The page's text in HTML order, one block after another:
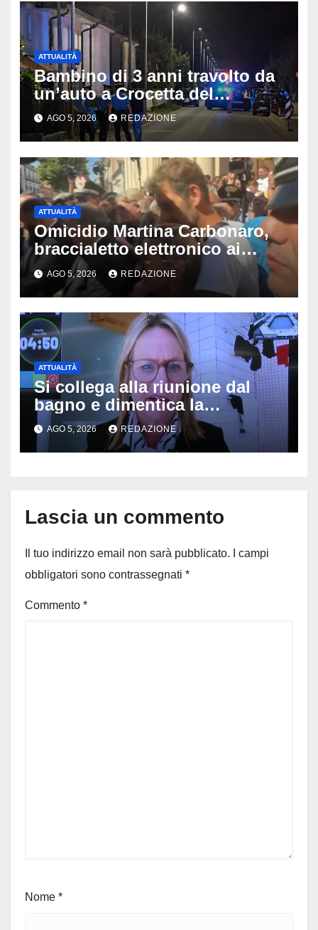
ATTUALITÀ
Bambino di 3 anni travolto da
un’auto a Crocetta del
Montello: è gravissimo,
trasportato in elicottero a
Padova
AGO 5, 2026 REDAZIONE
ATTUALITÀ
Omicidio Martina Carbonaro,
braccialetto elettronico ai
genitori della 14enne: non
potranno avvicinarsi alla
famiglia di Alessio Tucci
AGO 5, 2026 REDAZIONE
ATTUALITÀ
Si collega alla riunione dal
bagno e dimentica la
telecamera accesa: tutti
vedono il bucato, il video
diventa virale
AGO 5, 2026 REDAZIONE
Lascia un commento
Il tuo indirizzo email non sarà pubblicato.
I campi
obbligatori sono contrassegnati *
Commento *
Nome *